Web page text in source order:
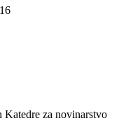
Katedre za novinarstvo